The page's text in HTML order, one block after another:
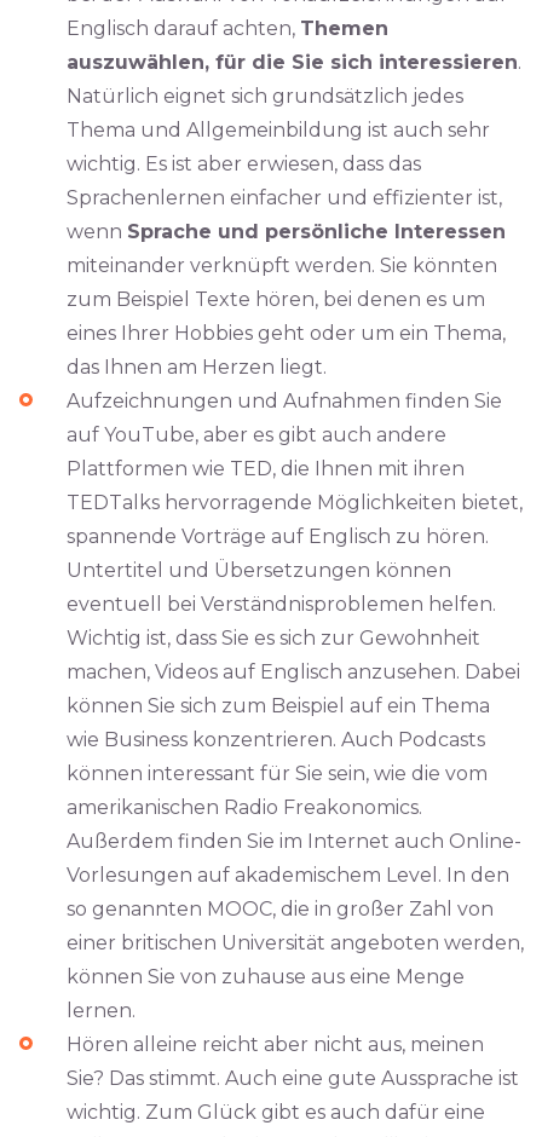
Englisch darauf achten, Themen
auszuwählen, für die Sie sich interessieren.
Natürlich eignet sich grundsätzlich jedes
Thema und Allgemeinbildung ist auch sehr
wichtig. Es ist aber erwiesen, dass das
Sprachenlernen einfacher und effizienter ist,
wenn Sprache und persönliche Interessen
miteinander verknüpft werden. Sie könnten
zum Beispiel Texte hören, bei denen es um
eines Ihrer Hobbies geht oder um ein Thema,
das Ihnen am Herzen liegt.
Aufzeichnungen und Aufnahmen finden Sie
auf YouTube, aber es gibt auch andere
Plattformen wie TED, die Ihnen mit ihren
TEDTalks hervorragende Möglichkeiten bietet,
spannende Vorträge auf Englisch zu hören.
Untertitel und Übersetzungen können
eventuell bei Verständnisproblemen helfen.
Wichtig ist, dass Sie es sich zur Gewohnheit
machen, Videos auf Englisch anzusehen. Dabei
können Sie sich zum Beispiel auf ein Thema
wie Business konzentrieren. Auch Podcasts
können interessant für Sie sein, wie die vom
amerikanischen Radio Freakonomics.
Außerdem finden Sie im Internet auch Online-
Vorlesungen auf akademischem Level. In den
so genannten MOOC, die in großer Zahl von
einer britischen Universität angeboten werden,
können Sie von zuhause aus eine Menge
lernen.
Hören alleine reicht aber nicht aus, meinen
Sie? Das stimmt. Auch eine gute Aussprache ist
wichtig. Zum Glück gibt es auch dafür eine